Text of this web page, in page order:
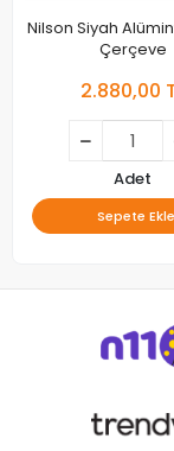
Nilson Siyah
Çerçeve
2.880,00
Adet
Sepete Ekle